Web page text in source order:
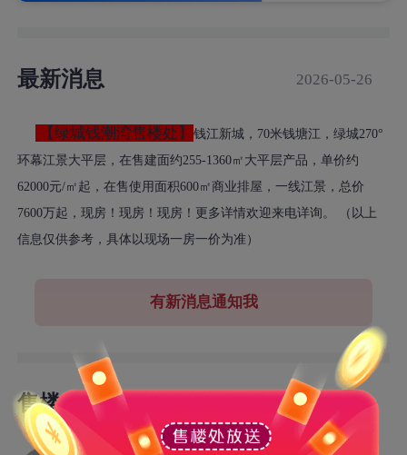
最新消息 2026-05-26
【绿城钱潮湾售楼处】钱江新城，70米钱塘江，绿城270°
环幕江景大平层，在售建面约255-1360㎡大平层产品，单价约
62000元/㎡起，在售使用面积600㎡商业排屋，一线江景，总价
7600万起，现房！现房！现房！更多详情欢迎来电详询。 （以上
信息仅供参考，具体以现场一房一价为准）
有新消息通知我
售楼处置业顾问